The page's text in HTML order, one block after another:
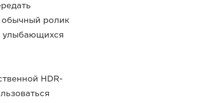
ролик
улыбающихся
HDR-